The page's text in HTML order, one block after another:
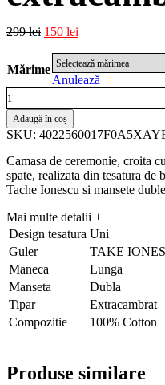
299lei 150 lei
Mărime
Anulează
Adaugă în coș
SKU:
Camasa de ceremonie, croita
spate, realizata din tesatura de
Tache Ionescu si mansete
Mai multe detalii +
Design tesatura Uni
Guler
TAKE
Maneca
Lunga
Manseta
Dubla
Tipar
Extracambrat
Compozitie
100% Cotton
Produse similare